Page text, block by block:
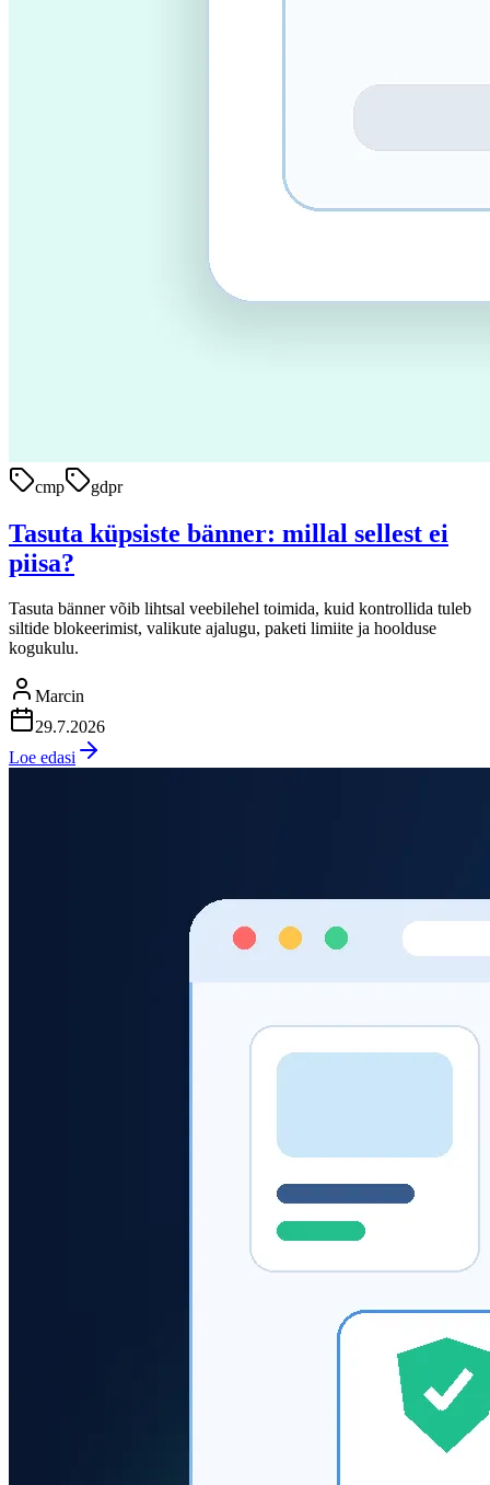
cmp gdpr
Tasuta küpsiste bänner: millal sellest ei
piisa?
Tasuta bänner võib lihtsal veebilehel toimida, kuid kontrollida tuleb
siltide blokeerimist, valikute ajalugu, paketi limiite ja hoolduse
kogukulu.
Marcin
29.7.2026
Loe edasi